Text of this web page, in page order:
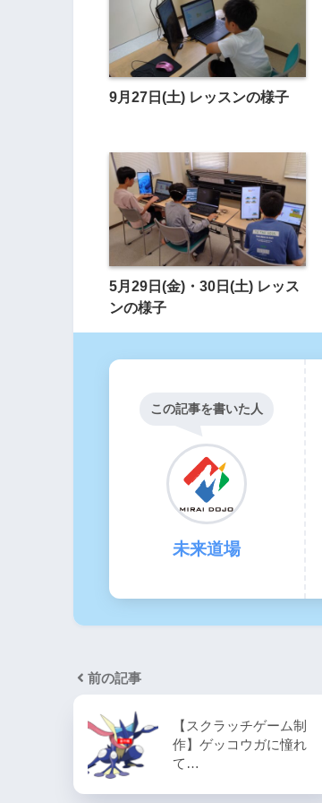
9月27日(土) レッスンの様子
5月29日(金)・30日(土) レッス
ンの様子
この記事を書いた人
未来道場
前の記事
【スクラッチゲーム制
作】ゲッコウガに憧れ
て…